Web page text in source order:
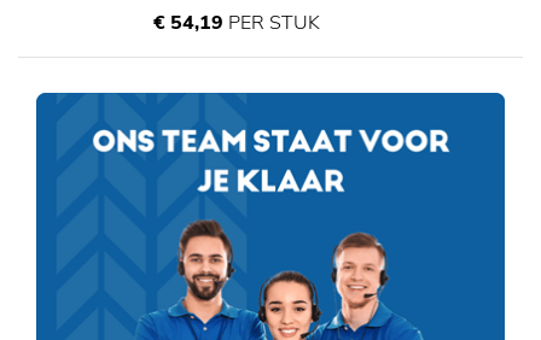
€ 54,19 PER STUK